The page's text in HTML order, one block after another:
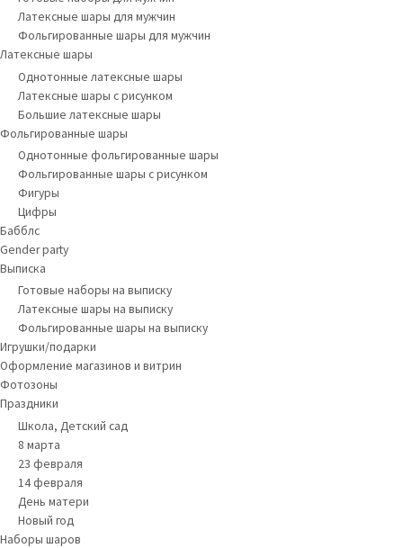
Латексные шары для мужчин
Фольгированные шары для мужчин
Латексные шары
Однотонные латексные шары
Латексные шары с рисунком
Большие латексные шары
Фольгированные шары
Однотонные фольгированные шары
Фольгированные шары с рисунком
Фигуры
Цифры
Бабблс
Gender party
Выписка
Готовые наборы на выписку
Латексные шары на выписку
Фольгированные шары на выписку
Игрушки/подарки
Оформление магазинов и витрин
Фотозоны
Праздники
Школа, Детский сад
8 марта
23 февраля
14 февраля
День матери
Новый год
Наборы шаров